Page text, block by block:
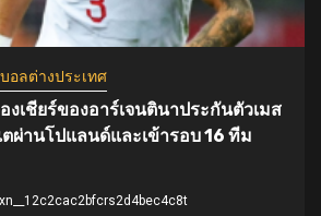
อลต่างประเทศ
เชียร์ของอาร์เจนตินาประกันตัวเมส
ตผ่านโปแลนด์และเข้ารอบ 16 ทีม